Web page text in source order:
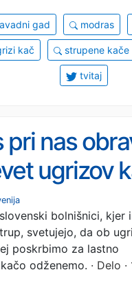
gad modras
kač strupene kače
tvitaj
pri nas
ugrizov
bolnišnici, kjer
svetujejo, da ob
poskrbimo za lastno
odženemo. · Delo ·